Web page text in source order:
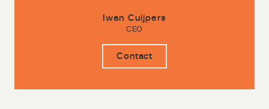
Iwan Cuijpers
CEO
Contact